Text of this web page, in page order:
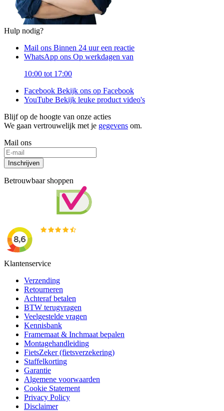
Hulp nodig?
Mail ons Binnen 24 uur een reactie
WhatsApp ons Op werkdagen van
10:00 tot 17:00
Facebook Bekijk ons op Facebook
YouTube Bekijk leuke product video's
Blijf op de hoogte van onze acties
We gaan vertrouwelijk met je gegevens om.
Mail ons
Inschrijven
Betrouwbaar shoppen
Klantenservice
Verzending
Retourneren
Achteraf betalen
BTW terugvragen
Veelgestelde vragen
Kennisbank
Framemaat & Inchmaat bepalen
Montagehandleiding
FietsZeker (fietsverzekering)
Staffelkorting
Garantie
Algemene voorwaarden
Cookie Statement
Privacy Policy
Disclaimer